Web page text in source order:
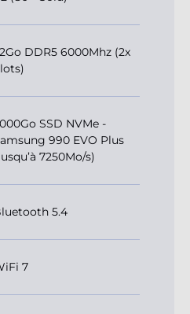
DDR5 6000Mhz (2x
SSD NVMe -
990 EVO Plus
7250Mo/s)
5.4
7